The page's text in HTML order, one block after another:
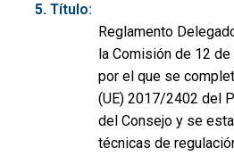
Título:
Reglamento
la Comisión de 12
por el que se
(UE) 2017/2402 del
del Consejo y se
técnicas de